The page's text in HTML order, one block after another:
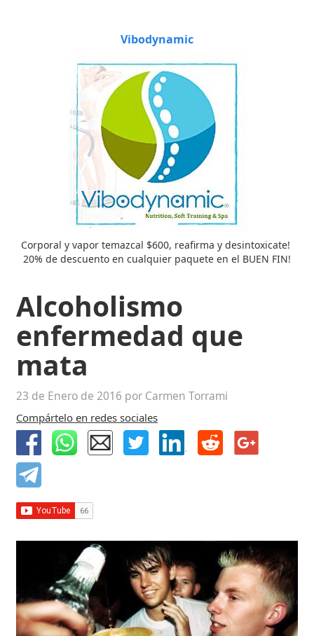
Vibodynamic
Corporal y vapor temazcal $600, reafirma y desintoxicate!
20% de descuento en cualquier paquete en el BUEN FIN!
Alcoholismo
enfermedad que
mata
23 de Enero de 2016 por Carmen Torrami
Compártelo en redes sociales